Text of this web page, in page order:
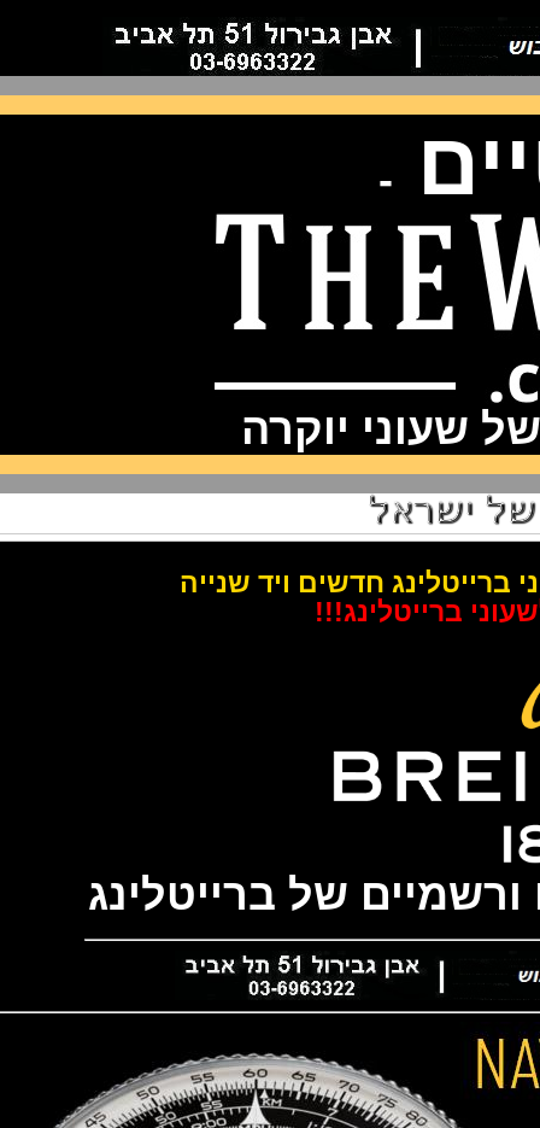
-
יוקרה
חדשים ויד שנייה
ברייטלינג!!!
של ברייטלינג